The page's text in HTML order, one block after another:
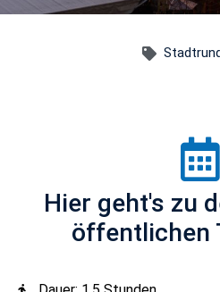
Hier geht's zu
öffentlichen